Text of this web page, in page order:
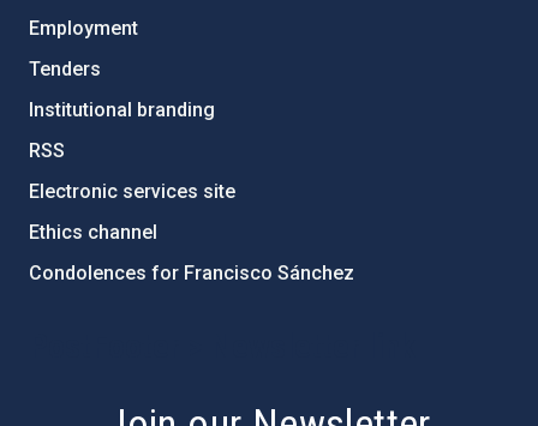
Employment
Tenders
Institutional branding
RSS
Electronic services site
Ethics channel
Condolences for Francisco Sánchez